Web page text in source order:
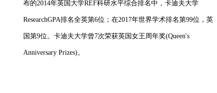
布的2014年英国大学REF科研水平综合排名中，卡迪夫大学
ResearchGPA排名全英第6位；在2017年世界学术排名第99位，英
国第9位。卡迪夫大学曾7次荣获英国女王周年奖(Queen's
Anniversary Prizes)。